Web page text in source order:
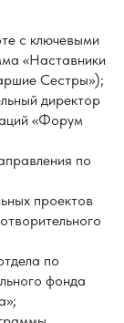
по
проектов
по
фонда
фонда
по
АО